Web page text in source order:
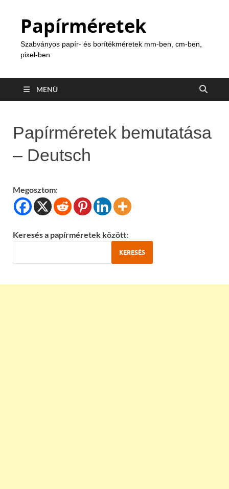
Papírméretek
Szabványos papír- és borítékméretek mm-ben, cm-ben,
pixel-ben
MENÜ
Papírméretek bemutatása
– Deutsch
Megosztom:
Keresés a papírméretek között:
KERESÉS